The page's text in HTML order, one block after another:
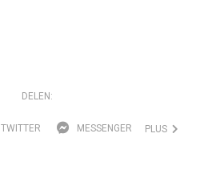
DELEN:
TWITTER MESSENGER PLUS